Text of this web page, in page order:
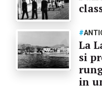
#
La
si
in